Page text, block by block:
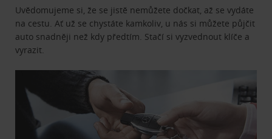
Uvědomujeme si, že se jistě nemůžete dočkat, až se vydáte
na cestu. Ať už se chystáte kamkoliv, u nás si můžete půjčit
auto snadněji než kdy předtím. Stačí si vyzvednout klíče a
vyrazit.